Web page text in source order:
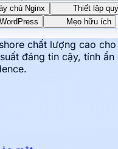
chủ Nginx
Thiết lập
Mẹo hữu ích
chất lượng cao
đáng tin cậy, tính ẩn